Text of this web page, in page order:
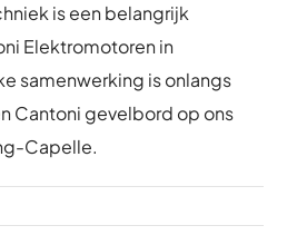
is een belangrijk
Elektromotoren in
samenwerking is onlangs
Cantoni gevelbord op ons
Capelle.